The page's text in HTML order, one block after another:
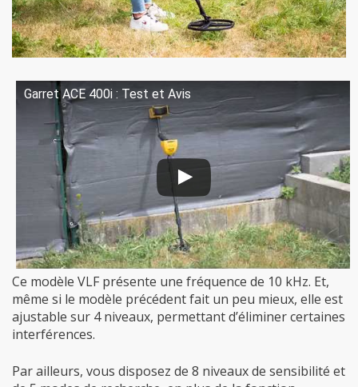
Garret ACE 400i : Test et Avis
Ce modèle VLF présente une fréquence de 10 kHz. Et,
même si le modèle précédent fait un peu mieux, elle est
ajustable sur 4 niveaux, permettant d’éliminer certaines
interférences.
Par ailleurs, vous disposez de 8 niveaux de sensibilité et